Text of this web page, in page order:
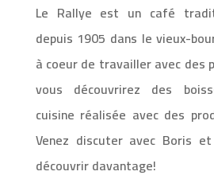
Le Rallye est un café
depuis 1905 dans le vieux-
à coeur de travailler avec des
vous découvrirez des
cuisine réalisée avec des
Venez discuter avec Boris
découvrir davantage!